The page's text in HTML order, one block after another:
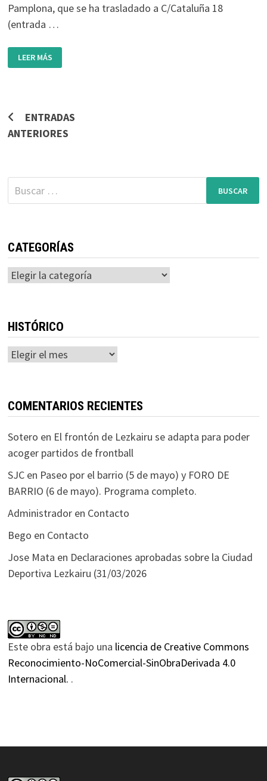
Pamplona, que se ha trasladado a C/Cataluña 18
(entrada …
APERTURA:
CENTRO
QUIROPRÁCTICO
LEER MÁS
Navegación
de
ENTRADAS
ANTERIORES
Buscar:
CATEGORÍAS
Categorías
HISTÓRICO
Histórico
COMENTARIOS RECIENTES
Sotero en El frontón de Lezkairu se adapta para poder
acoger partidos de frontball
SJCen Paseo por el barrio (5 de mayo) y FORO DE
BARRIO (6 de mayo). Programa completo.
Administradoren Contacto
Bego en Contacto
Jose Mata en Declaraciones aprobadas sobre la Ciudad
Deportiva Lezkairu (31/03/2026
Este obra está bajo una licencia de Creative Commons
Reconocimiento-NoComercial-SinObraDerivada 4.0
Internacional. .